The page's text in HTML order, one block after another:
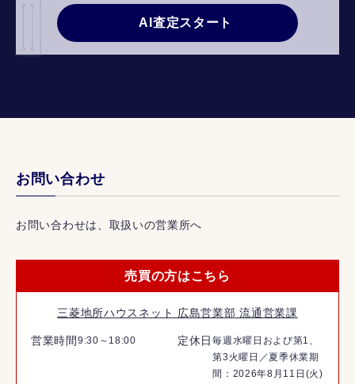
AI査定スタート
お問い合わせ
お問い合わせは、取扱いの営業所へ
売買の方はこちら
三菱地所ハウスネット 広島営業部 流通営業課
営業時間 9:30～18:00 定休日毎週水曜日および第1、
第3火曜日／夏季休業期
間：2026年8月11日(火)